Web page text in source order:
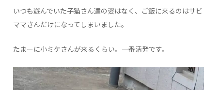
いつも遊んでいた子猫さん達の姿はなく、ご飯に来るのはサビ
ママさんだけになってしまいました。
たまーに小ミケさんが来るくらい。一番活発です。